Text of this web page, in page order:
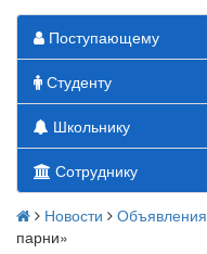
Поступающему
Студенту
Школьнику
Сотруднику
Новости Объявления
парни»